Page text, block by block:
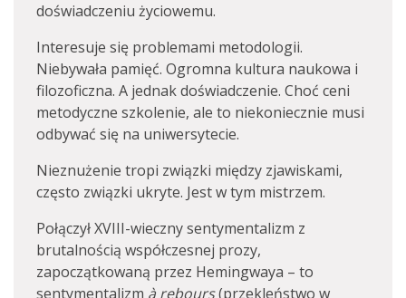
doświadczeniu życiowemu.
Interesuje się problemami metodologii.
Niebywała pamięć. Ogromna kultura naukowa i
filozoficzna. A jednak doświadczenie. Choć ceni
metodyczne szkolenie, ale to niekoniecznie musi
odbywać się na uniwersytecie.
Nieznużenie tropi związki między zjawiskami,
często związki ukryte. Jest w tym mistrzem.
Połączył XVIII-wieczny sentymentalizm z
brutalnością współczesnej prozy,
zapoczątkowaną przez Hemingwaya – to
sentymentalizm à rebours(przekleństwo w